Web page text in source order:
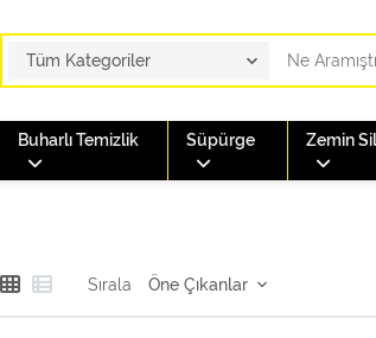
Buharlı Temizlik Süpürge Zemin
Sırala